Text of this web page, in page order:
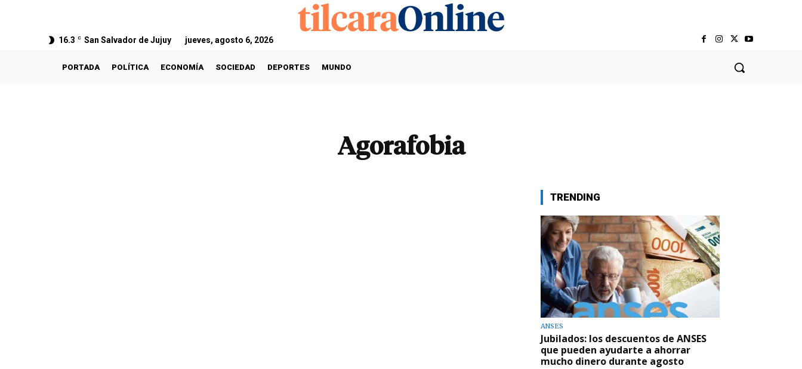
16.3 C San Salvador de Jujuy jueves, agosto 6, 2026
PORTADA POLÍTICA ECONOMÍA SOCIEDAD DEPORTES MUNDO
Agorafobia
TRENDING
ANSES
Jubilados: los descuentos de ANSES
que pueden ayudarte a ahorrar
mucho dinero durante agosto